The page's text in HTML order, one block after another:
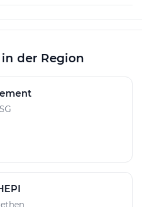
der Region